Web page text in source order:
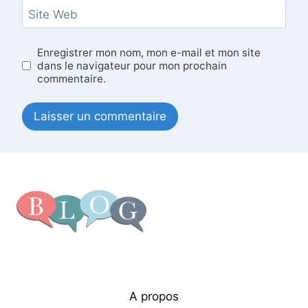
Site Web
Enregistrer mon nom, mon e-mail et mon site
dans le navigateur pour mon prochain
commentaire.
A propos